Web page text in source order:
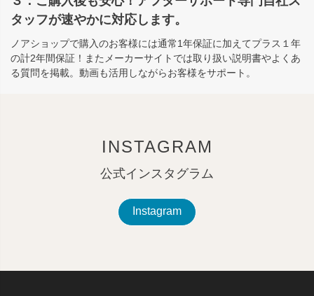
タッフが速やかに対応します。
ノアショップで購入のお客様には通常1年保証に加えてプラス１年
の計2年間保証！またメーカーサイトでは取り扱い説明書やよくあ
る質問を掲載。動画も活用しながらお客様をサポート。
INSTAGRAM
公式インスタグラム
Instagram